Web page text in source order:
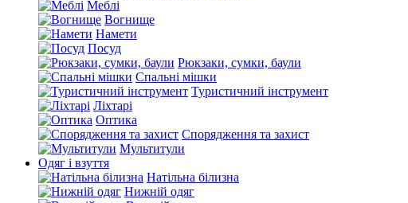
Меблі
Вогнище
Намети
Посуд
Рюкзаки, сумки, баули
Спальні мішки
Туристичний інструмент
Ліхтарі
Оптика
Спорядження та захист
Мультитули
Одяг і взуття
Натільна білизна
Нижній одяг